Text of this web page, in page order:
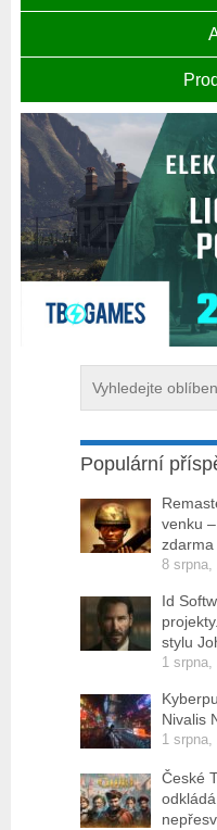
Populární
venku
8 srpna,
Id
stylu
1 srpna,
Nivalis
1 srpna,
České